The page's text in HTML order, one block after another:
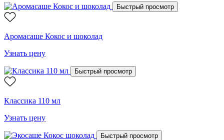
Быстрый просмотр
Аромасаше Кокос и шоколад
Узнать цену
Быстрый просмотр
Классика 110 мл
Узнать цену
Быстрый просмотр